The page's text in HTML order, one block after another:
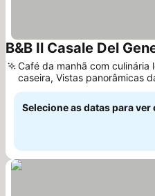
B&B Il Casale Del
Café da manhã com culinária
caseira, Vistas panorâmicas
montanha e da costa
Selecione as datas para